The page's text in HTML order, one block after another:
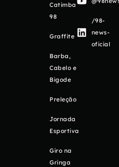
Catimba
98
Graffite
Barba,
Cabelo e
Bigode
Preleção
Jornada
Esportiva
Giro na
Gringa
/98-
news-
oficial